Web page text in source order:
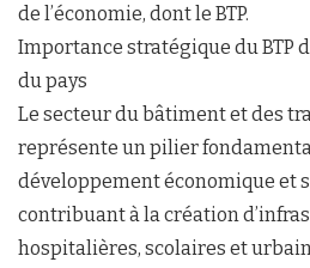
de l’économie, dont le BTP.
Importance stratégique du BTP
du pays
Le secteur du bâtiment et des
représente un pilier
développement économique et
contribuant à la création
hospitalières, scolaires et